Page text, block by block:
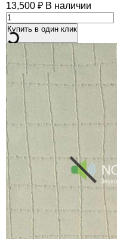
13,500 ₽ В наличии
Купить в один клик